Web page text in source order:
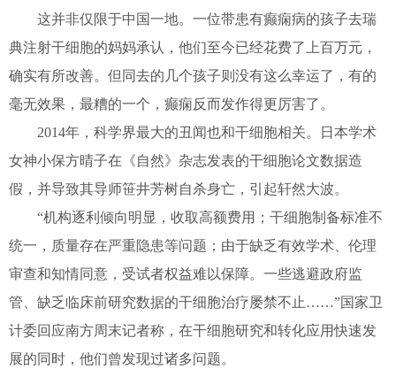
这并非仅限于中国一地。一位带患有癫痫病的孩子去瑞
典注射干细胞的妈妈承认，他们至今已经花费了上百万元，
确实有所改善。但同去的几个孩子则没有这么幸运了，有的
毫无效果，最糟的一个，癫痫反而发作得更厉害了。
2014年，科学界最大的丑闻也和干细胞相关。日本学术
女神小保方晴子在《自然》杂志发表的干细胞论文数据造
假，并导致其导师笹井芳树自杀身亡，引起轩然大波。
“机构逐利倾向明显，收取高额费用；干细胞制备标准不
统一，质量存在严重隐患等问题；由于缺乏有效学术、伦理
审查和知情同意，受试者权益难以保障。一些逃避政府监
管、缺乏临床前研究数据的干细胞治疗屡禁不止……”国家卫
计委回应南方周末记者称，在干细胞研究和转化应用快速发
展的同时，他们曾发现过诸多问题。